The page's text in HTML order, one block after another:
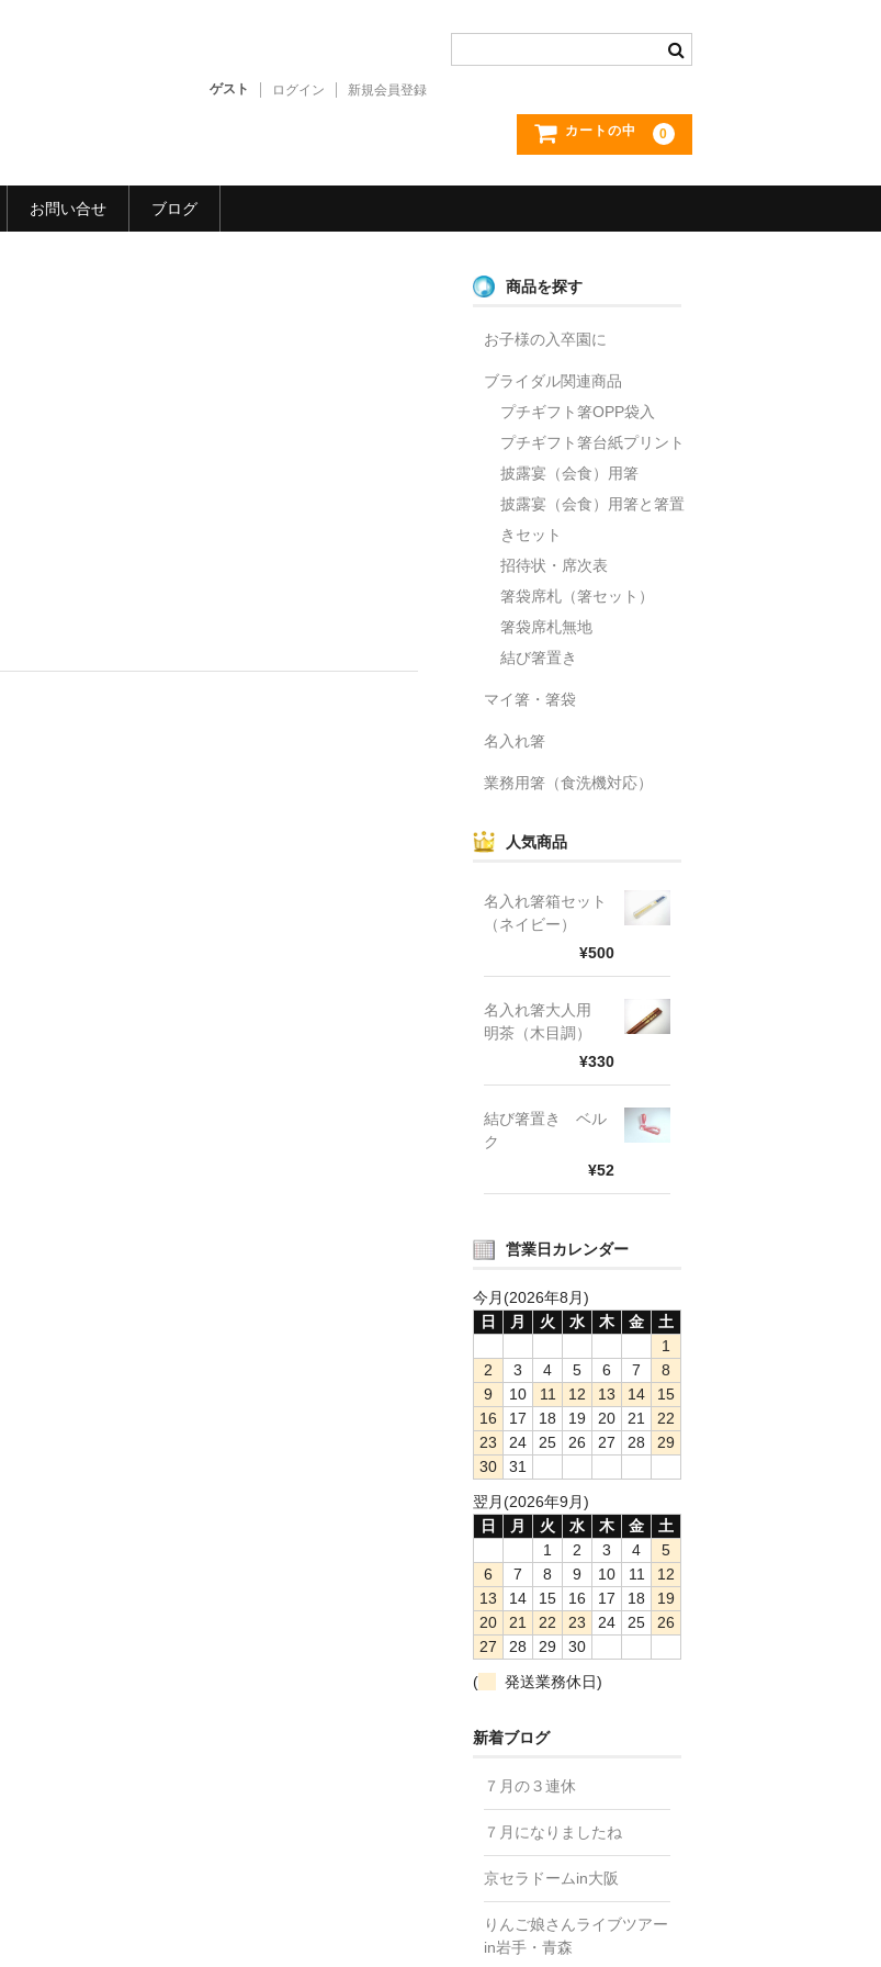
ゲスト ログイン 新規会員登録
カートの中 0
お問い合せ ブログ
商品を探す
お子様の入卒園に
ブライダル関連商品
プチギフト箸OPP袋入
プチギフト箸台紙プリント
披露宴（会食）用箸
披露宴（会食）用箸と箸置
きセット
招待状・席次表
箸袋席札（箸セット）
箸袋席札無地
結び箸置き
マイ箸・箸袋
名入れ箸
業務用箸（食洗機対応）
人気商品
名入れ箸箱セット
（ネイビー）
¥500
名入れ箸大人用
明茶（木目調）
¥330
結び箸置き ベル
ク
¥52
営業日カレンダー
今月(2026年8月)
日
月 火 水 木 金
土
1
2
3 4 5 6 7
8
9
10 11 12 13 14
15
16
17 18 19 20 21
22
23
24 25 26 27 28
29
30
31
翌月(2026年9月)
日
月 火 水 木 金
土
1
2 3 4
5
6
7 8 9 10 11
12
13
14 15 16 17 18
19
20
21 22 23 24 25
26
27
28 29
30
(
発送業務休日)
新着ブログ
７月の３連休
７月になりましたね
京セラドームin大阪
りんご娘さんライブツアー
in岩手・青森